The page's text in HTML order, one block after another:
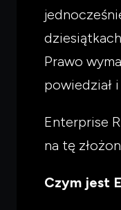
Prawo
powiedział
Enterprise
na tę
Czym jest